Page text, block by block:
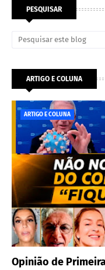
PESQUISAR
ARTIGO E COLUNA
ARTIGO E COLUNA
Opinião de